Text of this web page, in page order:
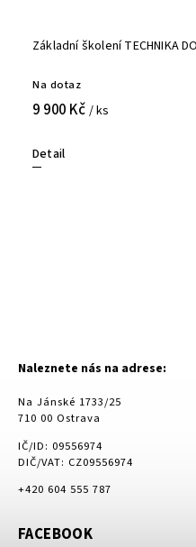
Základní školení TECHNIKA
Na dotaz
9 900 Kč / ks
Detail
Naleznete nás na adrese:
Na Jánské 1733/25
710 00 Ostrava
IČ/ID: 09556974
DIČ/VAT: CZ09556974
+420 604 555 787
FACEBOOK